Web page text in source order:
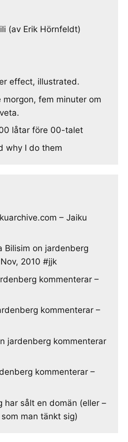
(av Erik Hörnfeldt)
effect, illustrated.
fem minuter om
låtar före 00-talet
why I do them
– Jaiku
Bilisim on jardenberg
2010 #jjk
kommenterar –
kommenterar –
jardenberg kommenterar
kommenterar –
har sålt en domän (eller –
man tänkt sig)